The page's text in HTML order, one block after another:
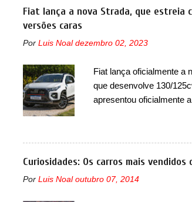
solução de dois
módulo de controle da
ventilador HVAC
microprocessador do
perda de força motriz,
Fiat lança a nova Strada, que estreia
versões caras
Por Luis Noal dezembro 02, 2023
Fiat lança oficialmente a
que desenvolve 130/
apresentou oficialmente
automático CVT no ano
do motor 1.0 12v Turbo
concorrentes, a Fiat
maior com a chegada do
Curiosidades: Os carros mais vendidos
Por Luis Noal outubro 07, 2014